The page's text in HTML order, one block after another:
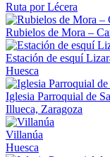
Ruta por Lécera
Rubielos de Mora –
Estación de esquí
Huesca
Iglesia Parroquial de
Illueca, Zaragoza
Villanúa
Huesca